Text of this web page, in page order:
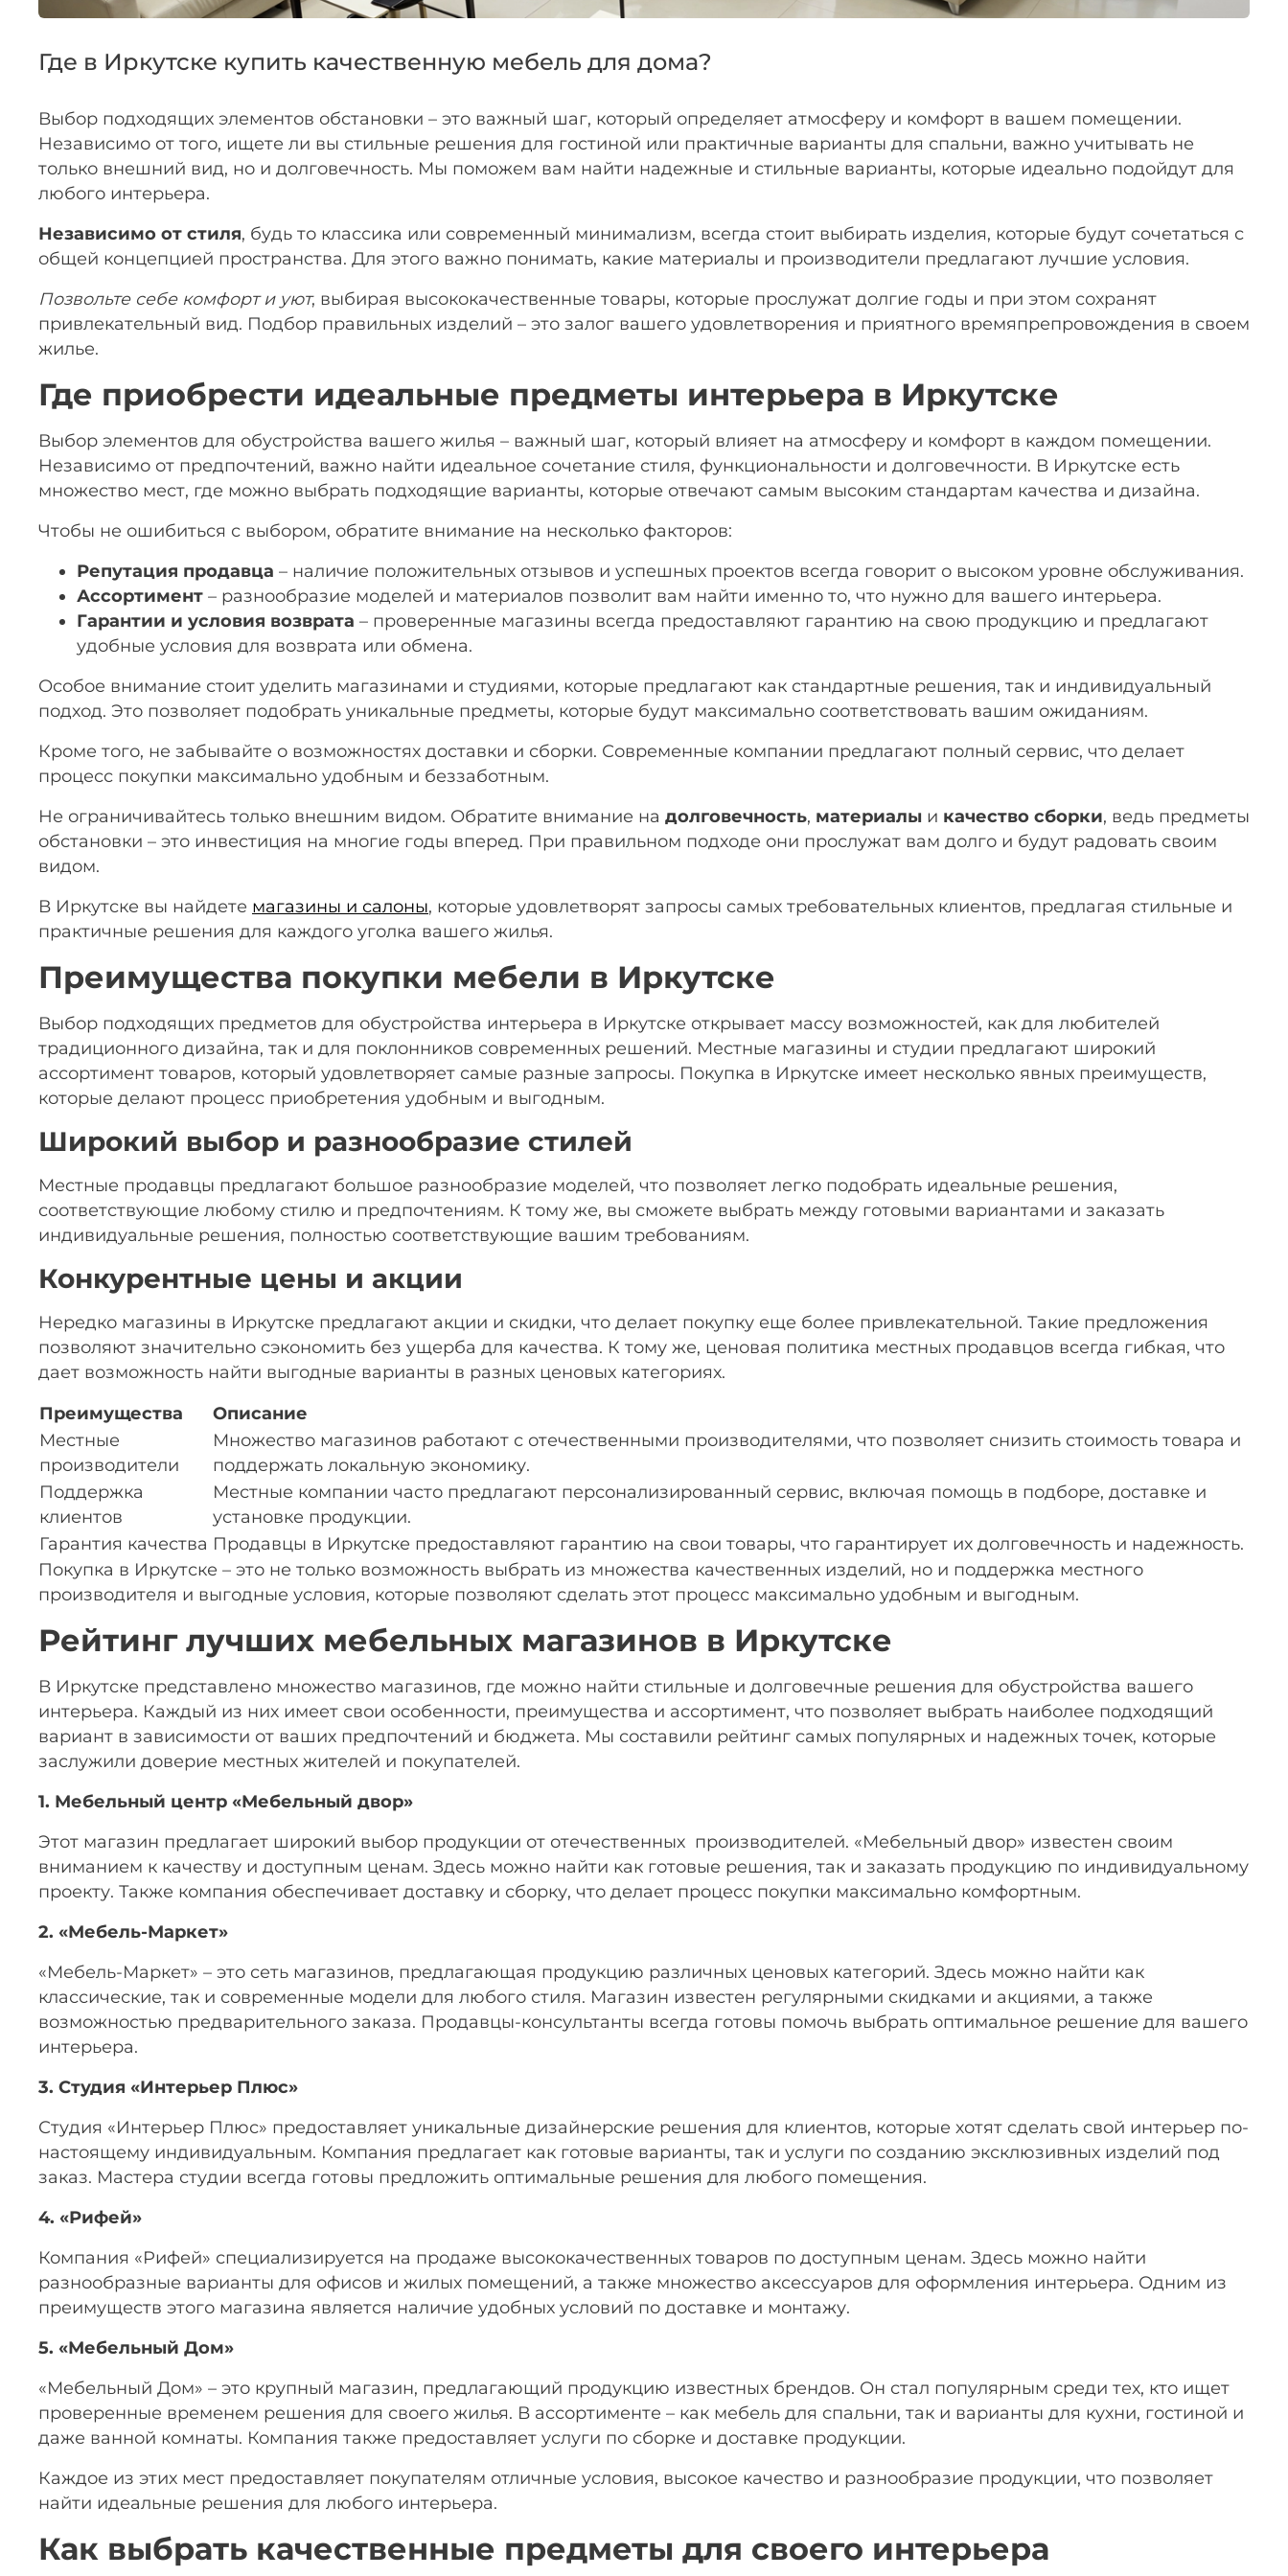
Где в Иркутске купить качественную мебель для дома?
Выбор подходящих элементов обстановки – это важный шаг, который определяет атмосферу и комфорт в вашем помещении.
Независимо от того, ищете ли вы стильные решения для гостиной или практичные варианты для спальни, важно учитывать не
только внешний вид, но и долговечность. Мы поможем вам найти надежные и стильные варианты, которые идеально подойдут для
любого интерьера.
Независимо от стиля, будь то классика или современный минимализм, всегда стоит выбирать изделия, которые будут сочетаться с
общей концепцией пространства. Для этого важно понимать, какие материалы и производители предлагают лучшие условия.
Позвольте себе комфорт и уют, выбирая высококачественные товары, которые прослужат долгие годы и при этом сохранят
привлекательный вид. Подбор правильных изделий – это залог вашего удовлетворения и приятного времяпрепровождения в своем
жилье.
Где приобрести идеальные предметы интерьера в Иркутске
Выбор элементов для обустройства вашего жилья – важный шаг, который влияет на атмосферу и комфорт в каждом помещении.
Независимо от предпочтений, важно найти идеальное сочетание стиля, функциональности и долговечности. В Иркутске есть
множество мест, где можно выбрать подходящие варианты, которые отвечают самым высоким стандартам качества и дизайна.
Чтобы не ошибиться с выбором, обратите внимание на несколько факторов:
Репутация продавца – наличие положительных отзывов и успешных проектов всегда говорит о высоком уровне обслуживания.
Ассортимент – разнообразие моделей и материалов позволит вам найти именно то, что нужно для вашего интерьера.
Гарантии и условия возврата – проверенные магазины всегда предоставляют гарантию на свою продукцию и предлагают
удобные условия для возврата или обмена.
Особое внимание стоит уделить магазинами и студиями, которые предлагают как стандартные решения, так и индивидуальный
подход. Это позволяет подобрать уникальные предметы, которые будут максимально соответствовать вашим ожиданиям.
Кроме того, не забывайте о возможностях доставки и сборки. Современные компании предлагают полный сервис, что делает
процесс покупки максимально удобным и беззаботным.
Не ограничивайтесь только внешним видом. Обратите внимание на долговечность, материалы и качество сборки, ведь предметы
обстановки – это инвестиция на многие годы вперед. При правильном подходе они прослужат вам долго и будут радовать своим
видом.
В Иркутске вы найдете магазины и салоны, которые удовлетворят запросы самых требовательных клиентов, предлагая стильные и
практичные решения для каждого уголка вашего жилья.
Преимущества покупки мебели в Иркутске
Выбор подходящих предметов для обустройства интерьера в Иркутске открывает массу возможностей, как для любителей
традиционного дизайна, так и для поклонников современных решений. Местные магазины и студии предлагают широкий
ассортимент товаров, который удовлетворяет самые разные запросы. Покупка в Иркутске имеет несколько явных преимуществ,
которые делают процесс приобретения удобным и выгодным.
Широкий выбор и разнообразие стилей
Местные продавцы предлагают большое разнообразие моделей, что позволяет легко подобрать идеальные решения,
соответствующие любому стилю и предпочтениям. К тому же, вы сможете выбрать между готовыми вариантами и заказать
индивидуальные решения, полностью соответствующие вашим требованиям.
Конкурентные цены и акции
Нередко магазины в Иркутске предлагают акции и скидки, что делает покупку еще более привлекательной. Такие предложения
позволяют значительно сэкономить без ущерба для качества. К тому же, ценовая политика местных продавцов всегда гибкая, что
дает возможность найти выгодные варианты в разных ценовых категориях.
Преимущества
Описание
Местные
производители
Множество магазинов работают с отечественными производителями, что позволяет снизить стоимость товара и
поддержать локальную экономику.
Поддержка
клиентов
Местные компании часто предлагают персонализированный сервис, включая помощь в подборе, доставке и
установке продукции.
Гарантия качества Продавцы в Иркутске предоставляют гарантию на свои товары, что гарантирует их долговечность и надежность.
Покупка в Иркутске – это не только возможность выбрать из множества качественных изделий, но и поддержка местного
производителя и выгодные условия, которые позволяют сделать этот процесс максимально удобным и выгодным.
Рейтинг лучших мебельных магазинов в Иркутске
В Иркутске представлено множество магазинов, где можно найти стильные и долговечные решения для обустройства вашего
интерьера. Каждый из них имеет свои особенности, преимущества и ассортимент, что позволяет выбрать наиболее подходящий
вариант в зависимости от ваших предпочтений и бюджета. Мы составили рейтинг самых популярных и надежных точек, которые
заслужили доверие местных жителей и покупателей.
1. Мебельный центр «Мебельный двор»
Этот магазин предлагает широкий выбор продукции от отечественных производителей. «Мебельный двор» известен своим
вниманием к качеству и доступным ценам. Здесь можно найти как готовые решения, так и заказать продукцию по индивидуальному
проекту. Также компания обеспечивает доставку и сборку, что делает процесс покупки максимально комфортным.
2. «Мебель-Маркет»
«Мебель-Маркет» – это сеть магазинов, предлагающая продукцию различных ценовых категорий. Здесь можно найти как
классические, так и современные модели для любого стиля. Магазин известен регулярными скидками и акциями, а также
возможностью предварительного заказа. Продавцы-консультанты всегда готовы помочь выбрать оптимальное решение для вашего
интерьера.
3. Студия «Интерьер Плюс»
Студия «Интерьер Плюс» предоставляет уникальные дизайнерские решения для клиентов, которые хотят сделать свой интерьер по-
настоящему индивидуальным. Компания предлагает как готовые варианты, так и услуги по созданию эксклюзивных изделий под
заказ. Мастера студии всегда готовы предложить оптимальные решения для любого помещения.
4. «Рифей»
Компания «Рифей» специализируется на продаже высококачественных товаров по доступным ценам. Здесь можно найти
разнообразные варианты для офисов и жилых помещений, а также множество аксессуаров для оформления интерьера. Одним из
преимуществ этого магазина является наличие удобных условий по доставке и монтажу.
5. «Мебельный Дом»
«Мебельный Дом» – это крупный магазин, предлагающий продукцию известных брендов. Он стал популярным среди тех, кто ищет
проверенные временем решения для своего жилья. В ассортименте – как мебель для спальни, так и варианты для кухни, гостиной и
даже ванной комнаты. Компания также предоставляет услуги по сборке и доставке продукции.
Каждое из этих мест предоставляет покупателям отличные условия, высокое качество и разнообразие продукции, что позволяет
найти идеальные решения для любого интерьера.
Как выбрать качественные предметы для своего интерьера
раз в 2 недели
Остались вопросы?
plait.ru